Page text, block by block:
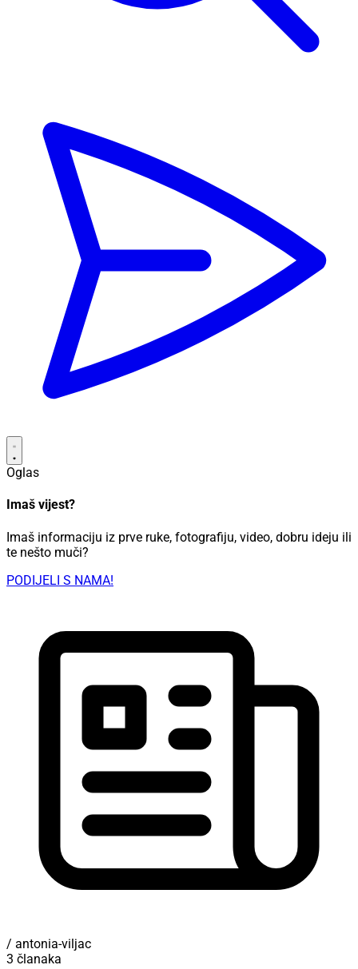
Oglas
Imaš vijest?
Imaš informaciju iz prve ruke, fotografiju, video, dobru ideju ili
te nešto muči?
PODIJELI S NAMA!
/ antonia-viljac
3 članaka